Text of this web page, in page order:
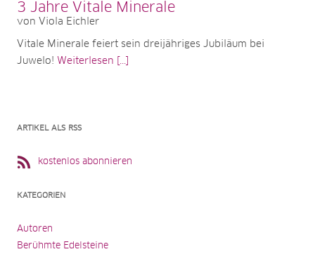
3 Jahre Vitale Minerale
von Viola Eichler
Vitale Minerale feiert sein dreijähriges Jubiläum bei
Juwelo! Weiterlesen [...]
ARTIKEL ALS RSS
kostenlos abonnieren
KATEGORIEN
Autoren
Berühmte Edelsteine